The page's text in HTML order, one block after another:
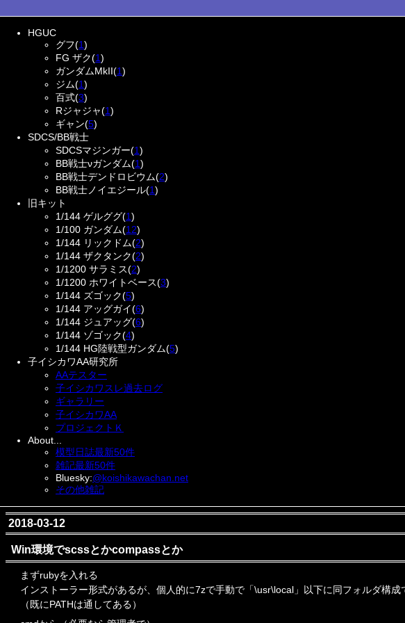
HGUC
グフ(1)
FG ザク(1)
ガンダムMkII(1)
ジム(1)
百式(3)
Rジャジャ(1)
ギャン(5)
SDCS/BB戦士
SDCSマジンガー(1)
BB戦士νガンダム(1)
BB戦士デンドロビウム(2)
BB戦士ノイエジール(1)
旧キット
1/144 ゲルググ(1)
1/100 ガンダム(12)
1/144 リックドム(2)
1/144 ザクタンク(2)
1/1200 サラミス(2)
1/1200 ホワイトベース(3)
1/144 ズゴック(5)
1/144 アッグガイ(6)
1/144 ジュアッグ(6)
1/144 ゾゴック(4)
1/144 HG陸戦型ガンダム(5)
子イシカワAA研究所
AAテスター
子イシカワスレ過去ログ
ギャラリー
子イシカワAA
プロジェクトＫ
About...
模型日誌最新50件
雑記最新50件
Bluesky:@koishikawachan.net
その他雑記
2018-03-12
Win環境でscssとかcompassとか
まずrubyを入れる
インストーラー形式があるが、個人的に7zで手動で「\usr\local」以下に同フォルダ構成
（既にPATHは通してある）